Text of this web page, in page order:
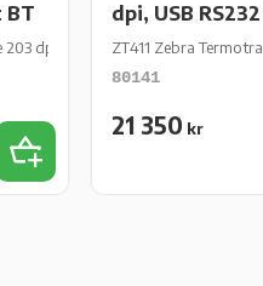
BT
dpi, USB RS232 Ethernet BT
Lägg till i favoriter
dpi, USB
ZT411 Zebra
80141
21 350 kr